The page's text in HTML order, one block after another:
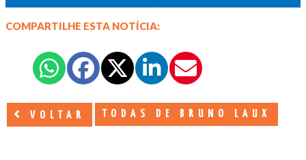
COMPARTILHE ESTA NOTÍCIA:
VOLTAR TODAS DE BRUNO LAUX